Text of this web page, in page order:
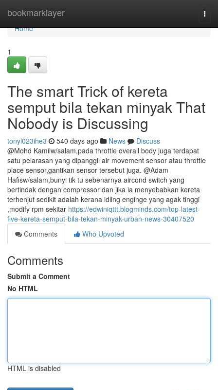
bookmarklayer
Home
Home
1
The smart Trick of kereta
semput bila tekan minyak That
Nobody is Discussing
tonyl023ihe3 540 days ago News
Discuss
@Mohd Kamilw/salam,pada throttle overall body juga terdapat
satu pelarasan yang dipanggil air movement sensor atau throttle
place sensor,gantikan sensor tersebut juga. @Adam
Hafisw/salam,bunyi tik tu sebenarnya aircond switch yang
bertindak dengan compressor dan jika ia menyebabkan kereta
terhenjut sedikit adalah kerana idling enginge yang agak tinggi
,modify rpm sekitar https://edwiniqttt.blogminds.com/top-latest-
five-kereta-semput-bila-tekan-minyak-urban-news-30407520
Comments
Who Upvoted
Comments
Submit a Comment
No HTML
HTML is disabled